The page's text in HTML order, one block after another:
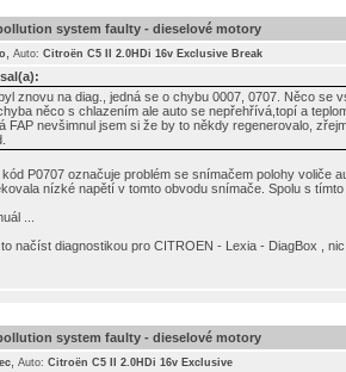
system faulty - dieselové motory
Auto: Citroën C5 II 2.0HDi 16v Exclusive Break
znovu na diag., jedná se o chybu 0007, 0707. Něco
něco s chlazením ale auto se nepřehřívá,topí a
FAP nevšimnul jsem si že by to někdy regenerovalo,
P0707 označuje problém se snímačem polohy voliče
nízké napětí v tomto obvodu snímače. Spolu s
...
načíst diagnostikou pro CITROEN - Lexia - DiagBox ,
system faulty - dieselové motory
Auto: Citroën C5 II 2.0HDi 16v Exclusive